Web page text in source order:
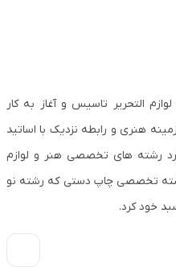
سال ۱۳۷۸ در زمینه لوازم التحریر تاسیس و آغاز به کار
هنری و رابطه نزدیک با اساتید
رشته های تخصصی هنر و لوازم
لوازم و ابزار رشته تخصصی چاپ دستی که رشته نو
خود کرد.